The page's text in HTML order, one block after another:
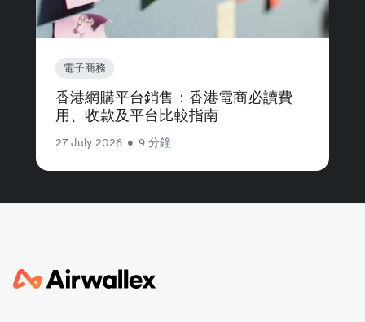
電子商務
香港網購平台銷售：香港電商必讀費
用、收款及平台比較指南
27 July 2026 • 9 分鐘